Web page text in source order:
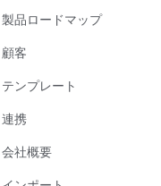
製品ロードマップ
顧客
テンプレート
連携
会社概要